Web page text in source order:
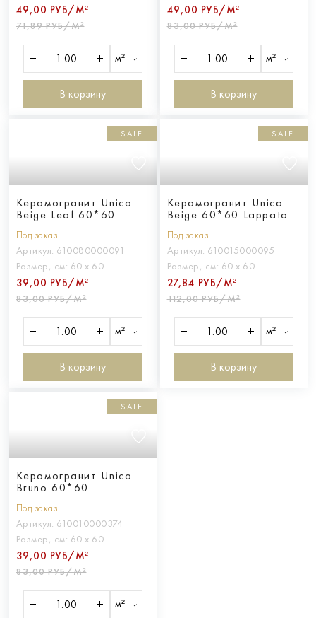
49,00 РУБ/М²
71,89 РУБ/М²
м²
В корзину
49,00 РУБ/М²
83,00 РУБ/М²
м²
В корзину
SALE
Керамогранит Unica
Beige Leaf 60*60
Под заказ
Артикул: 610080000091
Размер, см: 60 х 60
39,00 РУБ/М²
83,00 РУБ/М²
м²
В корзину
SALE
Керамогранит Unica
Beige 60*60 Lappato
Под заказ
Артикул: 610015000095
Размер, см: 60 х 60
27,84 РУБ/М²
112,00 РУБ/М²
м²
В корзину
SALE
Керамогранит Unica
Bruno 60*60
Под заказ
Артикул: 610010000374
Размер, см: 60 х 60
39,00 РУБ/М²
83,00 РУБ/М²
м²